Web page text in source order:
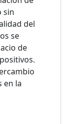
sin
del
se
de
en la